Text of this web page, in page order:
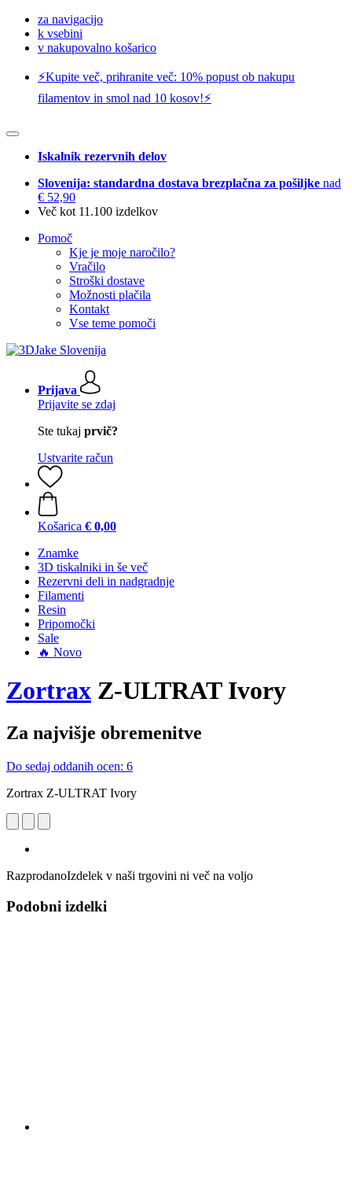
za navigacijo
k vsebini
v nakupovalno košarico
⚡️Kupite več, prihranite več: 10% popust ob nakupu
filamentov in smol nad 10 kosov!⚡️
Iskalnik rezervnih delov
Slovenija: standardna dostava brezplačna za pošiljke nad
€ 52,90
Več kot 11.100 izdelkov
Pomoč
Kje je moje naročilo?
Vračilo
Stroški dostave
Možnosti plačila
Kontakt
Vse teme pomoči
Prijava
Prijavite se zdaj
Ste tukaj prvič?
Ustvarite račun
Košarica € 0,00
Znamke
3D tiskalniki in še več
Rezervni deli in nadgradnje
Filamenti
Resin
Pripomočki
Sale
🔥 Novo
Zortrax Z-ULTRAT Ivory
Za najvišje obremenitve
Do sedaj oddanih ocen: 6
Zortrax Z-ULTRAT Ivory
RazprodanoIzdelek v naši trgovini ni več na voljo
Podobni izdelki